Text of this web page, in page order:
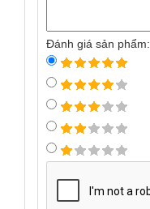
Đánh giá sản phẩm: